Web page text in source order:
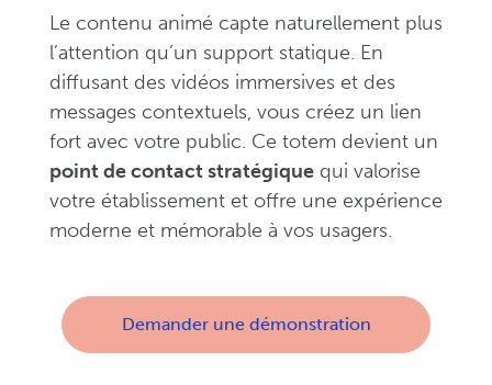
Le contenu animé capte naturellement plus
l’attention qu’un support statique. En
diffusant des vidéos immersives et des
messages contextuels, vous créez un lien
fort avec votre public. Ce totem devient un
point de contact stratégiquequi valorise
votre établissement et offre une expérience
moderne et mémorable à vos usagers.
Demander une démonstration